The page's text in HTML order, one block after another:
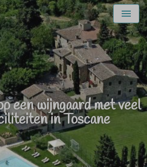
Menu
een wijngaard met veel
in Toscane